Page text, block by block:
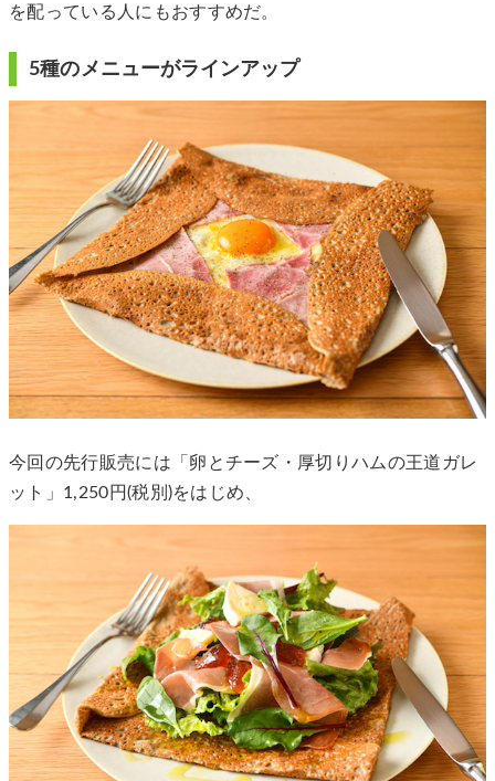
を配っている人にもおすすめだ。
5種のメニューがラインアップ
今回の先行販売には「卵とチーズ・厚切りハムの王道ガレ
ット」1,250円(税別)をはじめ、